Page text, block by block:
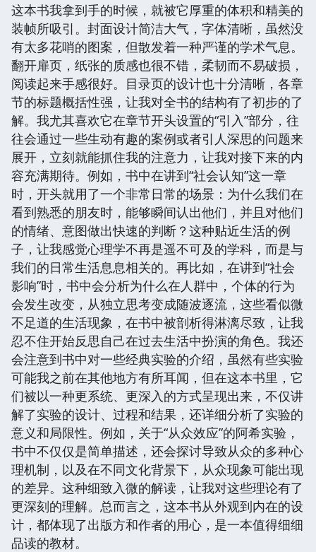
这本书我拿到手的时候，就被它厚重的体积和精美的
装帧所吸引。封面设计简洁大气，字体清晰，虽然没
有太多花哨的图案，但散发着一种严谨的学术气息。
翻开扉页，纸张的质感也很不错，柔韧而不易破损，
阅读起来手感很好。目录页的设计也十分清晰，各章
节的标题概括性强，让我对全书的结构有了初步的了
解。我尤其喜欢它在章节开头设置的“引入”部分，往
往会通过一些生动有趣的案例或者引人深思的问题来
展开，立刻就能抓住我的注意力，让我对接下来的内
容充满期待。例如，书中在讲到“社会认知”这一章
时，开头就用了一个非常日常的场景：为什么我们在
看到熟悉的朋友时，能够瞬间认出他们，并且对他们
的情绪、意图做出快速的判断？这种贴近生活的例
子，让我感觉心理学不再是遥不可及的学科，而是与
我们的日常生活息息相关的。再比如，在讲到“社会
影响”时，书中会分析为什么在人群中，个体的行为
会发生改变，从独立思考变成随波逐流，这些看似微
不足道的生活现象，在书中被剖析得淋漓尽致，让我
忍不住开始反思自己在过去生活中扮演的角色。我还
会注意到书中对一些经典实验的介绍，虽然有些实验
可能我之前在其他地方有所耳闻，但在这本书里，它
们被以一种更系统、更深入的方式呈现出来，不仅讲
解了实验的设计、过程和结果，还详细分析了实验的
意义和局限性。例如，关于“从众效应”的阿希实验，
书中不仅仅是简单描述，还会探讨导致从众的多种心
理机制，以及在不同文化背景下，从众现象可能出现
的差异。这种细致入微的解读，让我对这些理论有了
更深刻的理解。总而言之，这本书从外观到内在的设
计，都体现了出版方和作者的用心，是一本值得细细
品读的教材。